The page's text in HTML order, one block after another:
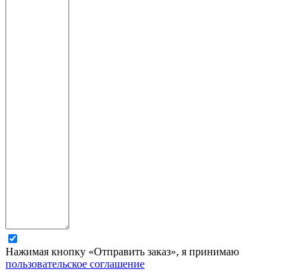
Нажимая кнопку «Отправить заказ», я принимаю
пользовательское соглашение